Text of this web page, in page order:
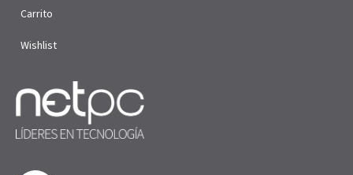
Carrito
Wishlist